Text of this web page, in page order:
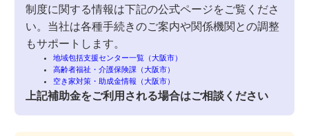
制度に関する情報は下記の公式ページをご覧くださ
い。当社は各種手続きのご案内や関係機関との調整
もサポートします。
地域包括支援センター一覧（大阪市）
高齢者福祉・介護保険課（大阪市）
空き家対策・助成金情報（大阪市）
上記補助金をご利用される場合はご相談ください